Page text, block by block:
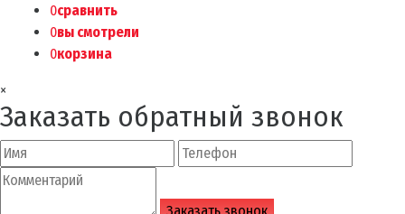
0сравнить
0вы смотрели
0корзина
×
Заказать обратный звонок